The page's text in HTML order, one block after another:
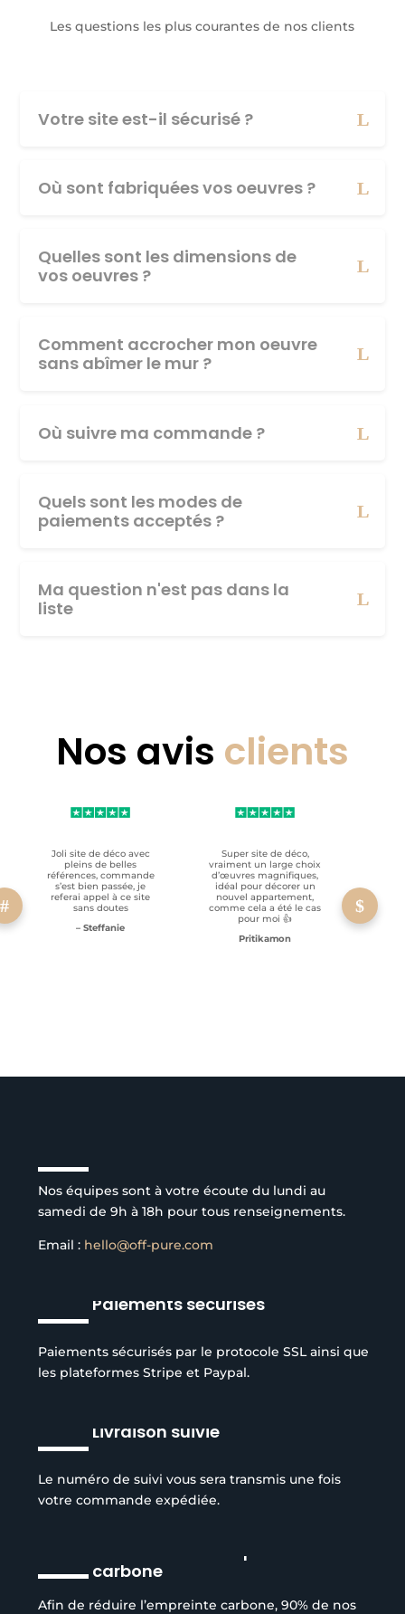
Les questions les plus courantes de nos clients
Votre site est-il sécurisé ?
Où sont fabriquées vos oeuvres ?
Quelles sont les dimensions de
vos oeuvres ?
Comment accrocher mon oeuvre
sans abîmer le mur ?
Où suivre ma commande ?
Quels sont les modes de
paiements acceptés ?
Ma question n'est pas dans la
liste
Nos avis clients
Joli site de déco avec
pleins de belles
références, commande
s’est bien passée, je
referai appel à ce site
sans doutes
– Steffanie
Super site de déco,
vraiment un large choix
d’œuvres magnifiques,
idéal pour décorer un
nouvel appartement,
comme cela a été le cas
pour moi 👍
Pritikamon
Nos équipes sont à votre écoute du lundi au
samedi de 9h à 18h pour tous renseignements.
Email : hello@off-pure.com
Paiements sécurisés
Paiements sécurisés par le protocole SSL ainsi que
les plateformes Stripe et Paypal.
Livraison suivie
Le numéro de suivi vous sera transmis une fois
votre commande expédiée.
carbone
Afin de réduire l’empreinte carbone, 90% de nos